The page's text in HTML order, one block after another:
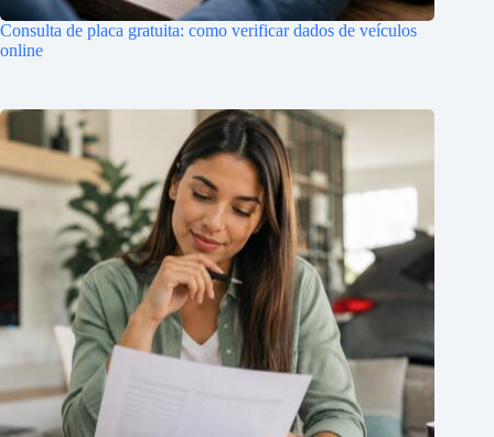
Consulta de placa gratuita: como verificar dados de veículos
online